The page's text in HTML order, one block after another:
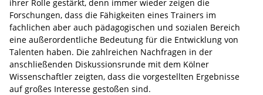
ihrer Rolle gestärkt, denn immer wieder zeigen die
Forschungen, dass die Fähigkeiten eines Trainers im
fachlichen aber auch pädagogischen und sozialen Bereich
eine außerordentliche Bedeutung für die Entwicklung von
Talenten haben. Die zahlreichen Nachfragen in der
anschließenden Diskussionsrunde mit dem Kölner
Wissenschaftler zeigten, dass die vorgestellten Ergebnisse
auf großes Interesse gestoßen sind.